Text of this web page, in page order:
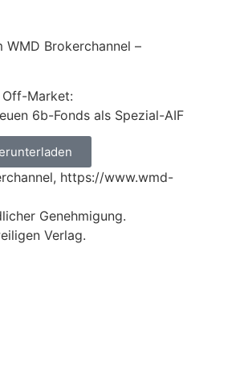
Brokerchannel –
Market:
6b-Fonds als Spezial-AIF
https://www.wmd-
Genehmigung.
Verlag.